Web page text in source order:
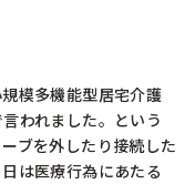
模多機能型居宅介護
われました。という
ブを外したり接続した
は医療行為にあたる